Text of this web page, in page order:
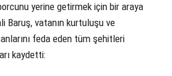
yerine getirmek için bir araya
Baruş, vatanın kurtuluşu ve
feda eden tüm şehitleri
kaydetti: